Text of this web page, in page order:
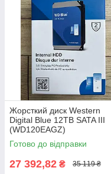
Жорсткий диск Western
Digital Blue 12TB SATA III
(WD120EAGZ)
Готово до відправки
27 392,82 ₴ 35 119 ₴